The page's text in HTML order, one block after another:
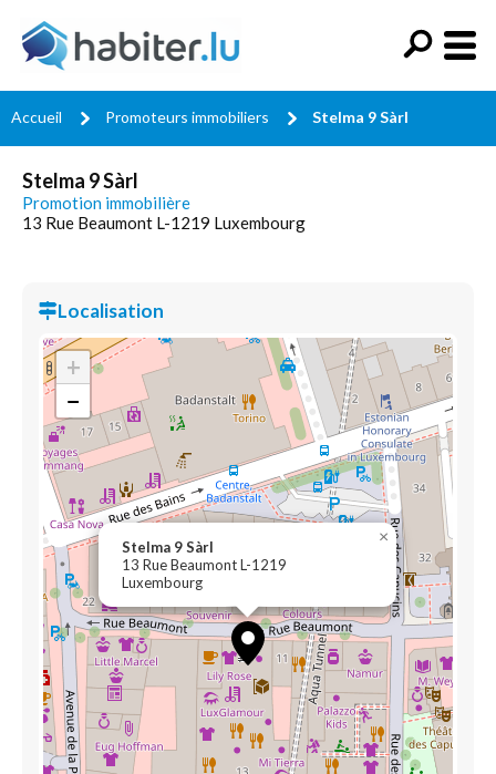
Accueil Promoteurs immobiliers Stelma 9 Sàrl
Stelma 9 Sàrl
Promotion immobilière
13 Rue Beaumont L-1219 Luxembourg
Localisation
Stelma 9 Sàrl
13 Rue Beaumont L-1219
Luxembourg
×
+
−